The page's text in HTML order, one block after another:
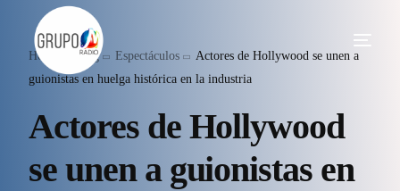
Home Blog Espectáculos
Actores de Hollywood se unen a
guionistas en huelga histórica en la industria
Actores de Hollywood
se unen a guionistas en